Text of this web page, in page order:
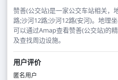
赞善(公交站)是一家公交车站相关，
路;沙河12路;沙河12路(安河)。地理
可以通过Amap查看赞善(公交站)的
及查找周边设施。
用户评价
匿名用户